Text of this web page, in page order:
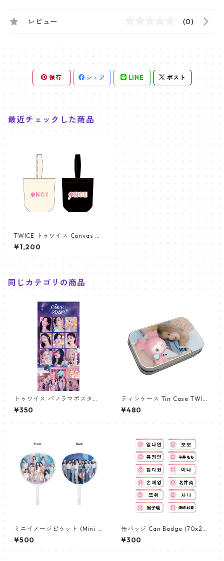
レビュー (0)
保存 シェア LINE ポスト
最近チェックした商品
TWICE トゥワイス Canvas Ba
g ペンライト キャンバス バッ
グ PB005
¥1,200
同じカテゴリの商品
トゥワイス パノラマポスター
(TWICE Poster) 700*330m
m 【Twice-03】
¥350
ティンケース Tin Case TWIC
E トゥワイス MOMO (MOMO
-02)
¥480
ミニイメージピケット (Mini I
mage Picket) うちわ - TWIC
E トゥワイス (TWICE 01)
¥500
缶バッジ Can Badge (70x25
mm) 【TWICE - トゥワイス】
¥300